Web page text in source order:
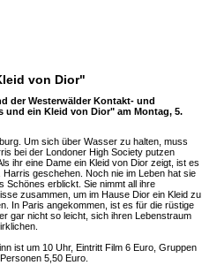
von Dior"
der Westerwälder Kontakt- und
und ein Kleid von Dior" am Montag, 5.
Um sich über Wasser zu halten, muss
bei der Londoner High Society putzen
ihr eine Dame ein Kleid von Dior zeigt, ist es
Harris geschehen. Noch nie im Leben hat sie
Schönes erblickt. Sie nimmt all ihre
zusammen, um im Hause Dior ein Kleid zu
In Paris angekommen, ist es für die rüstige
gar nicht so leicht, sich ihren Lebenstraum
ist um 10 Uhr, Eintritt Film 6 Euro, Gruppen
5,50 Euro.